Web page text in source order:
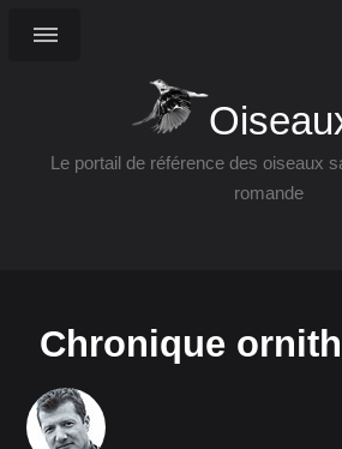
Le portail de référence des oiseaux
romande
Chronique